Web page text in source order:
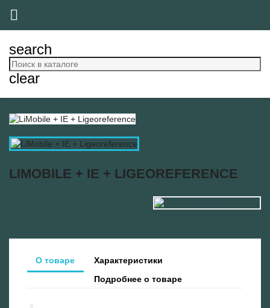

search
clear
LIMOBILE + IE + LIGEOREFERENCE
О товаре
Характеристики
Подробнее о товаре